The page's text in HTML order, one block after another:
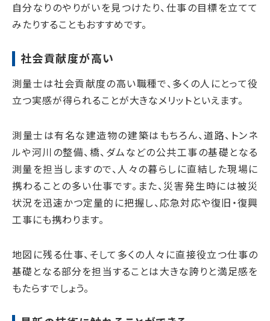
自分なりのやりがいを見つけたり、仕事の目標を立てて
みたりすることもおすすめです。
社会貢献度が高い
測量士は社会貢献度の高い職種で、多くの人にとって役
立つ実感が得られることが大きなメリットといえます。
測量士は有名な建造物の建築はもちろん、道路、トンネ
ルや河川の整備、橋、ダムなどの公共工事の基礎となる
測量を担当しますので、人々の暮らしに直結した現場に
携わることの多い仕事です。また、災害発生時には被災
状況を迅速かつ定量的に把握し、応急対応や復旧・復興
工事にも携わります。
地図に残る仕事、そして多くの人々に直接役立つ仕事の
基礎となる部分を担当することは大きな誇りと満足感を
もたらすでしょう。